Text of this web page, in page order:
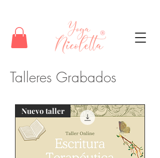
Talleres Grabados
Nuevo taller